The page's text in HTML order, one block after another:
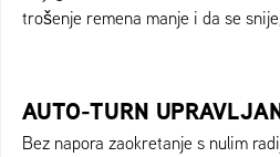
trošenje remena manje i da se
AUTO-TURN
Bez napora zaokretanje s nulim